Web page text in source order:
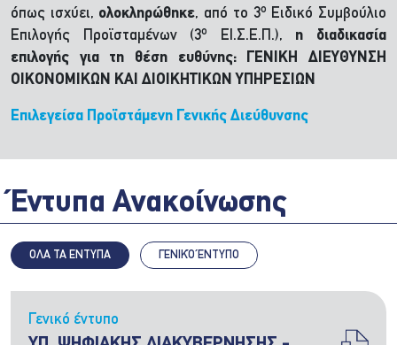
όπως ισχύει, ολοκληρώθηκε, από το 3ο
Ειδικό Συμβούλιο
Επιλογής Προϊσταμένων (3ο ΕΙ.Σ.Ε.Π.), η διαδικασία
επιλογής για τη θέση ευθύνης: ΓΕΝΙΚΗ ΔΙΕΥΘΥΝΣΗ
ΟΙΚΟΝΟΜΙΚΩΝ ΚΑΙ ΔΙΟΙΚΗΤΙΚΩΝ ΥΠΗΡΕΣΙΩΝ
Επιλεγείσα Προϊστάμενη Γενικής Διεύθυνσης
Έντυπα Ανακοίνωσης
ΟΛΑ ΤΑ ΕΝΤΥΠΑ ΓΕΝΙΚΌ ΈΝΤΥΠΟ
Γενικό έντυπο